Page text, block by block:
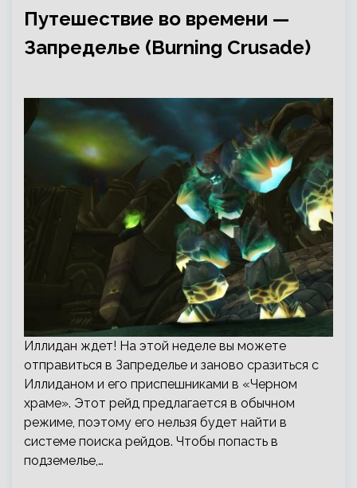
Путешествие во времени —
Запределье (Burning Crusade)
Иллидан ждет! На этой неделе вы можете
отправиться в Запределье и заново сразиться с
Иллиданом и его приспешниками в «Черном
храме». Этот рейд предлагается в обычном
режиме, поэтому его нельзя будет найти в
системе поиска рейдов. Чтобы попасть в
подземелье,…